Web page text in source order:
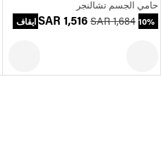
حامي الجسم تشالنجر
SAR 1,516 SAR 1,684 10% ايقاف